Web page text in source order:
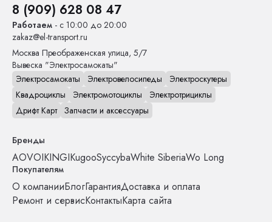
8 (909) 628 08 47
Работаем - с 10:00 до 20:00
zakaz@el-transport.ru
Москва Преображенская улица, 5/7
Вывеска "Электросамокаты"
Электросамокаты
Электровелосипеды
Электроскутеры
Квадроциклы
Электромотоциклы
Электротрициклы
Дрифт Карт Запчасти и аксессуары
Бренды
AOVOIKINGIKugooSyccybaWhite SiberiaWo Long
Покупателям
О компанииБлогГарантияДоставка и оплата
Ремонт и сервисКонтактыКарта сайта